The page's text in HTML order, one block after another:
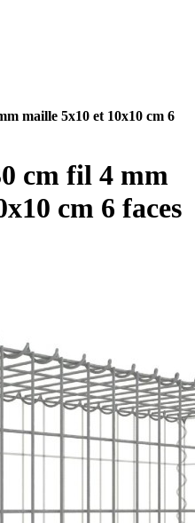
maille 5x10 et 10x10 cm 6
cm fil 4 mm
cm 6 faces